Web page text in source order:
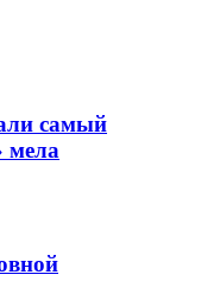
самый
мела